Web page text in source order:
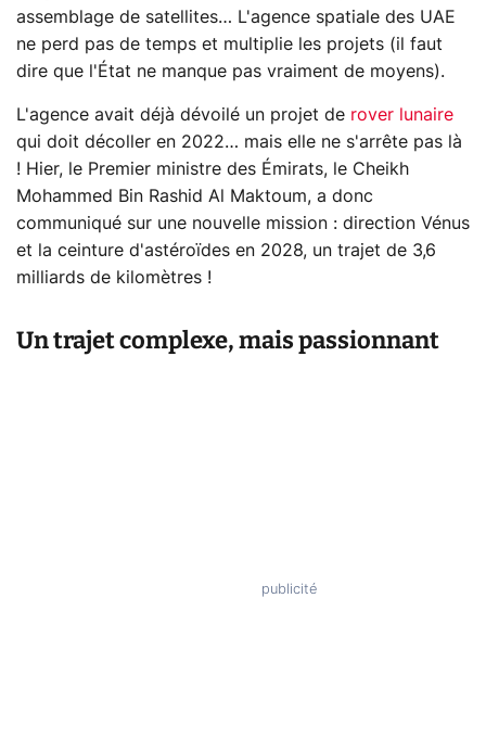
assemblage de satellites… L'agence spatiale des UAE
ne perd pas de temps et multiplie les projets (il faut
dire que l'État ne manque pas vraiment de moyens).
L'agence avait déjà dévoilé un projet de rover lunaire
qui doit décoller en 2022… mais elle ne s'arrête pas là
! Hier, le Premier ministre des Émirats, le Cheikh
Mohammed Bin Rashid Al Maktoum, a donc
communiqué sur une nouvelle mission : direction Vénus
et la ceinture d'astéroïdes en 2028, un trajet de 3,6
milliards de kilomètres !
Un trajet complexe, mais passionnant